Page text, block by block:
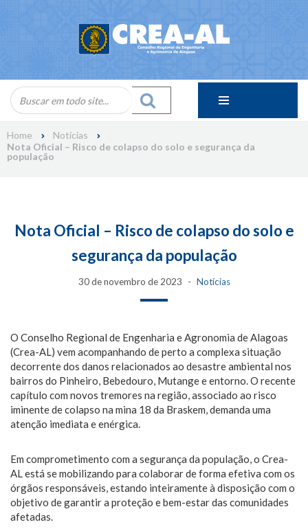
Home
Notícias
Nota Oficial – Risco de colapso do solo e segurança da
população
Nota Oficial – Risco de colapso do solo e
segurança da população
30 de novembro de 2023 Notícias
O Conselho Regional de Engenharia e Agronomia de Alagoas
(Crea-AL) vem acompanhando de perto a complexa situação
decorrente dos danos relacionados ao desastre ambiental nos
bairros do Pinheiro, Bebedouro, Mutange e entorno. O recente
capítulo com novos tremores na região, associado ao risco
iminente de colapso na mina 18 da Braskem, demanda uma
atenção imediata e enérgica.
Em comprometimento com a segurança da população, o Crea-
AL está se mobilizando para colaborar de forma efetiva com os
órgãos responsáveis, estando inteiramente à disposição com o
objetivo de garantir a proteção e bem-estar das comunidades
afetadas.